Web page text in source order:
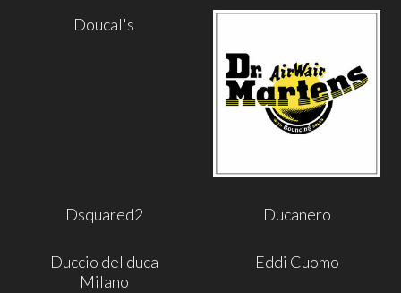
Doucal's
Dsquared2 Ducanero
Duccio del duca
Milano
Eddi Cuomo